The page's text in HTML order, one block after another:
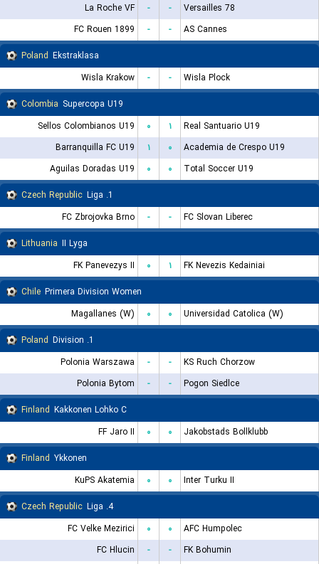
La Roche VF - -
Versailles 78
FC Rouen 1899
- -
AS Cannes
Poland Ekstraklasa
Wisla Krakow
- -
Wisla Plock
Colombia Supercopa U19
Sellos Colombianos U19
۰ ۱
Real Santuario U19
Barranquilla FC U19
۱ ۰
Academia de Crespo U19
Aguilas Doradas U19
۰ ۰
Total Soccer U19
Czech Republic
1. Liga
FC Zbrojovka Brno
- -
FC Slovan Liberec
Lithuania II Lyga
FK Panevezys II
۰ ۱
FK Nevezis Kedainiai
Chile Primera Division Women
Magallanes (W)
۰ ۰
Universidad Catolica (W)
Poland
1. Division
Polonia Warszawa
- -
KS Ruch Chorzow
Polonia Bytom
- -
Pogon Siedlce
Finland Kakkonen Lohko C
FF Jaro II
۰ ۰
Jakobstads Bollklubb
Finland Ykkonen
KuPS Akatemia
۰ ۰
Inter Turku II
Czech Republic
4. Liga
FC Velke Mezirici
۰ ۰
AFC Humpolec
FC Hlucin
- -
FK Bohumin